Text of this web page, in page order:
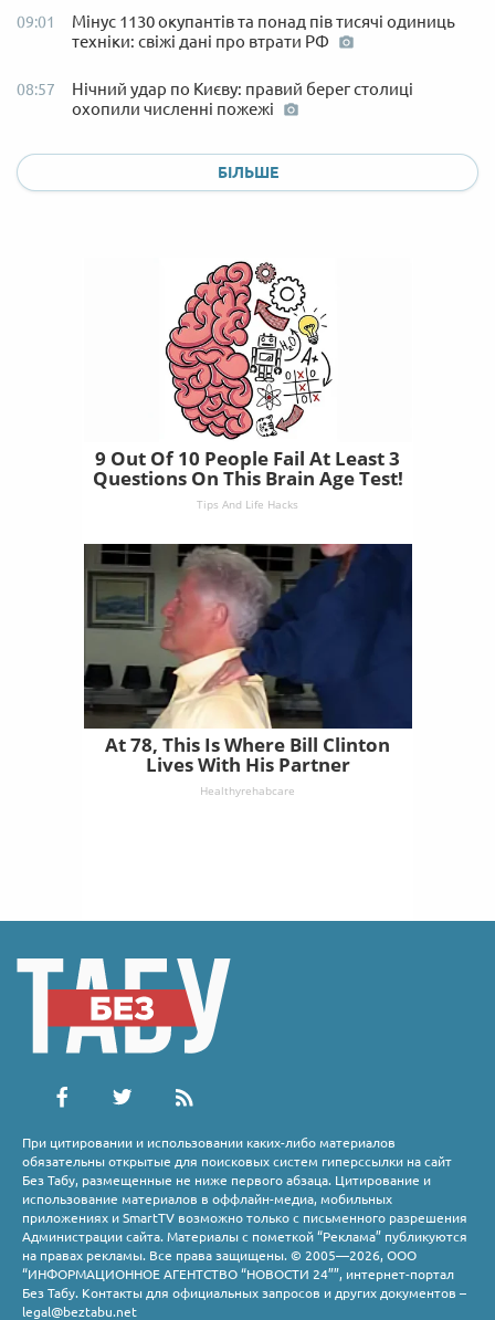
09:01
Мінус 1130 окупантів та понад пів тисячі одиниць
техніки: свіжі дані про втрати РФ
08:57
Нічний удар по Києву: правий берег столиці
охопили численні пожежі
БІЛЬШЕ
9 Out Of 10 People Fail At Least 3
Questions On This Brain Age Test!
Tips And Life Hacks
At 78, This Is Where Bill Clinton
Lives With His Partner
Healthyrehabcare
При цитировании и использовании каких-либо материалов
обязательны открытые для поисковых систем гиперссылки на сайт
Без Табу, размещенные не ниже первого абзаца. Цитирование и
использование материалов в оффлайн-медиа, мобильных
приложениях и SmartTV возможно только с письменного разрешения
Администрации сайта. Материалы с пометкой “Реклама” публикуются
на правах рекламы. Все права защищены. © 2005—2026, ООО
“ИНФОРМАЦИОННОЕ АГЕНТСТВО “НОВОСТИ 24””, интернет-портал
Без Табу. Контакты для официальных запросов и других документов –
legal@beztabu.net